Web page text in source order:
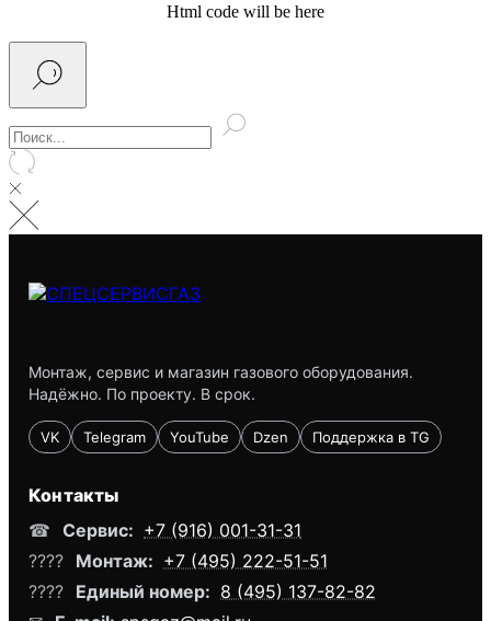
Html code will be here
Монтаж, сервис и магазин газового оборудования.
Надёжно. По проекту. В срок.
VK Telegram YouTube Dzen Поддержка в TG
Контакты
☎ Сервис: +7 (916) 001-31-31
???? Монтаж: +7 (495) 222-51-51
???? Единый номер: 8 (495) 137-82-82